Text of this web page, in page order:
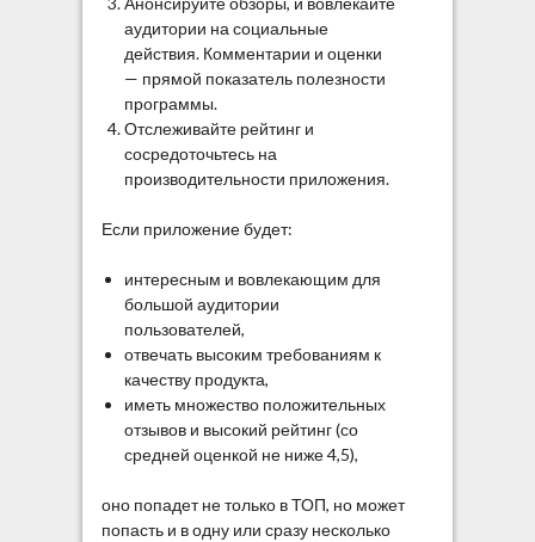
аудитории на социальные
действия. Комментарии и оценки
— прямой показатель полезности
программы.
Отслеживайте рейтинг и
сосредоточьтесь на
производительности приложения.
Если приложение будет:
интересным и вовлекающим для
большой аудитории
пользователей,
отвечать высоким требованиям к
качеству продукта,
иметь множество положительных
отзывов и высокий рейтинг (со
средней оценкой не ниже 4,5),
оно попадет не только в ТОП, но может
попасть и в одну или сразу несколько